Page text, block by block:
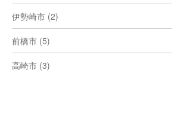
伊勢崎市 (2)
前橋市 (5)
高崎市 (3)